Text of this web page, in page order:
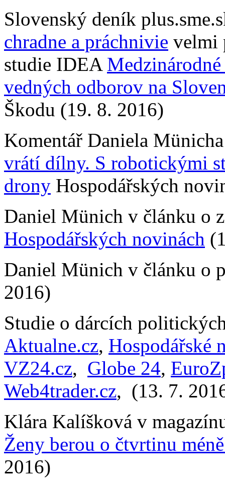
Slovenský deník
chradne a práchnivie velmi
studie IDEA
vedných odborov na
Škodu (19. 8. 2016)
Komentář Daniela
vrátí dílny. S robotickými
drony Hospodářských
Daniel Münich v článku o
Hospodářských novinách
Daniel Münich v článku o
2016)
Studie o dárcích
Aktualne.cz, Hospodářské
VZ24.cz, Globe 24,
Web4trader.cz, (13. 7.
Klára Kalíšková v
Ženy berou o čtvrtinu
2016)